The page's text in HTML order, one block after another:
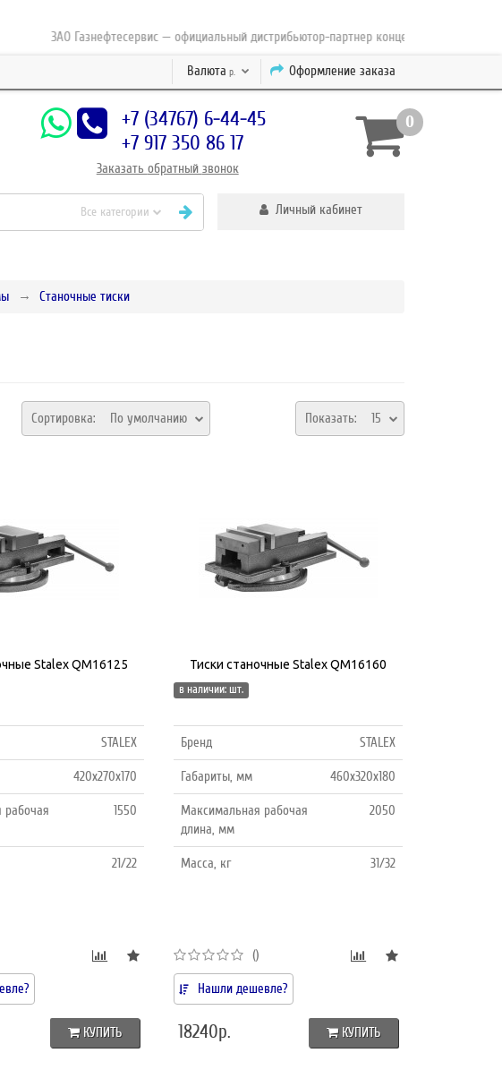
ЗАО Газнефтесервис — официальный дистрибьютор-партнер концерна ESAB с 2010 года
Оформление заказа
Валюта р.
+7 (34767) 6-44-45
+7 917 350 86 17
Заказать обратный звонок
0
Все категории Личный кабинет
Станочные тиски
Показать: 15
Сортировка: По умолчанию
Stalex QM16125
STALEX
420х270х170
1550
21/22
КУПИТЬ
Тиски станочные Stalex QM16160
в наличии: шт.
Бренд STALEX
Габариты, мм 460х320х180
Максимальная рабочая
длина, мм
2050
Масса, кг 31/32
()
Нашли дешевле?
18240р. КУПИТЬ